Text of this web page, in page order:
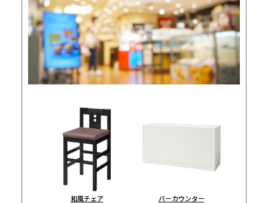
和風チェア バーカウンター